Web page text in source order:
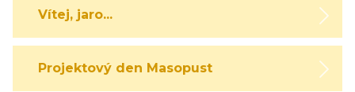
Vítej, jaro...
Projektový den Masopust